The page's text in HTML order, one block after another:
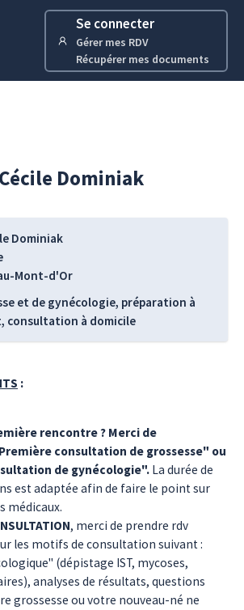
Se connecter
Gérer mes RDV
Récupérer mes documents
Cécile Dominiak
Dominiak
Mont-d'Or
et de gynécologie, préparation à
consultation à domicile
:
rencontre ? Merci de
consultation de grossesse" ou
de gynécologie". La durée de
est adaptée afin de faire le point sur
médicaux.
, merci de prendre rdv
les motifs de consultation suivant :
(dépistage IST, mycoses,
analyses de résultats, questions
grossesse ou votre nouveau-né ne